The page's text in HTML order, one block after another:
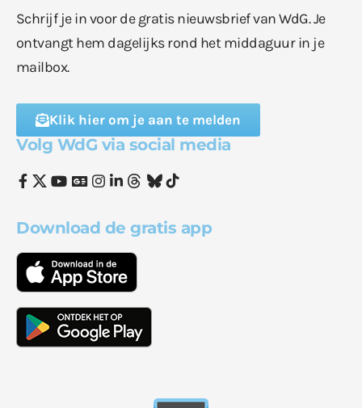
Schrijf je in voor de gratis nieuwsbrief van WdG. Je
ontvangt hem dagelijks rond het middaguur in je
mailbox.
Klik hier om je aan te melden
Volg WdG via social media
Download de gratis app